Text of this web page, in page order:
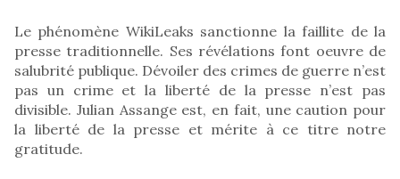
Le phénomène WikiLeaks sanctionne la faillite de la
presse traditionnelle. Ses révélations font oeuvre de
salubrité publique. Dévoiler des crimes de guerre n’est
pas un crime et la liberté de la presse n’est pas
divisible. Julian Assange est, en fait, une caution pour
la liberté de la presse et mérite à ce titre notre
gratitude.